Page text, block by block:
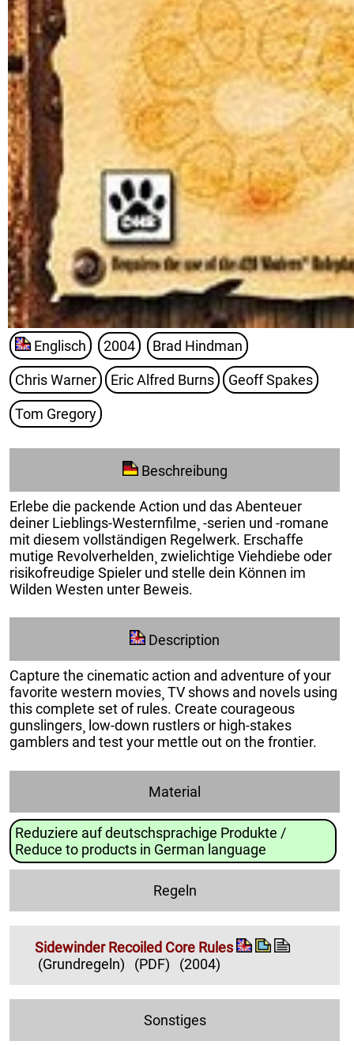
Englisch 2004 Brad Hindman
Chris Warner Eric Alfred Burns Geoff Spakes
Tom Gregory
Beschreibung
Erlebe die packende Action und das Abenteuer
deiner Lieblings-Westernfilme¸ -serien und -romane
mit diesem vollständigen Regelwerk. Erschaffe
mutige Revolverhelden¸ zwielichtige Viehdiebe oder
risikofreudige Spieler und stelle dein Können im
Wilden Westen unter Beweis.
Description
Capture the cinematic action and adventure of your
favorite western movies¸ TV shows and novels using
this complete set of rules. Create courageous
gunslingers¸ low-down rustlers or high-stakes
gamblers and test your mettle out on the frontier.
Material
Reduziere auf deutschsprachige Produkte /
Reduce to products in German language
Regeln
Sidewinder Recoiled Core Rules
(Grundregeln)
(PDF) (2004)
Sonstiges